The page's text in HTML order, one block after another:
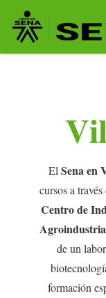
El Sena en
cursos a
Centro de
de un
formación